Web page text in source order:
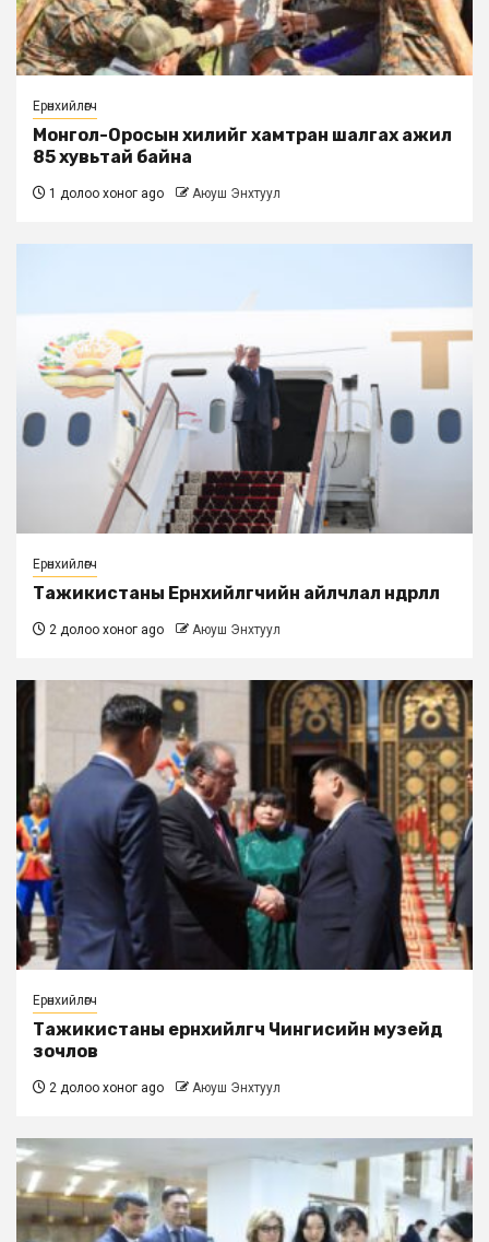
Ерөнхийлөгч
Монгол-Оросын хилийг хамтран шалгах ажил
85 хувьтай байна
1 долоо хоног ago Аюуш Энхтуул
Ерөнхийлөгч
Тажикистаны Ерөнхийлөгчийн айлчлал өндөрлөлөө
2 долоо хоног ago Аюуш Энхтуул
Ерөнхийлөгч
Тажикистаны ерөнхийлөгч Чингисийн музейд
зочлов
2 долоо хоног ago Аюуш Энхтуул